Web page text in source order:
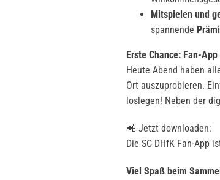
Mitspielen und
spannende
Erste Chance: Fan-
Heute Abend haben
Ort auszuprobieren.
loslegen! Neben der
📲 Jetzt downloaden:
Die SC DHfK Fan-App
Viel Spaß beim